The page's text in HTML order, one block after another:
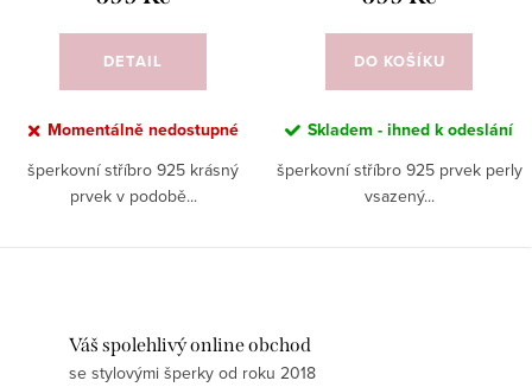
DETAIL
Momentálně nedostupné
šperkovní stříbro 925 krásný
prvek v podobě...
DO KOŠÍKU
Skladem - ihned k odeslání
šperkovní stříbro 925 prvek perly
vsazený...
Váš spolehlivý online obchod
se stylovými šperky od roku 2018